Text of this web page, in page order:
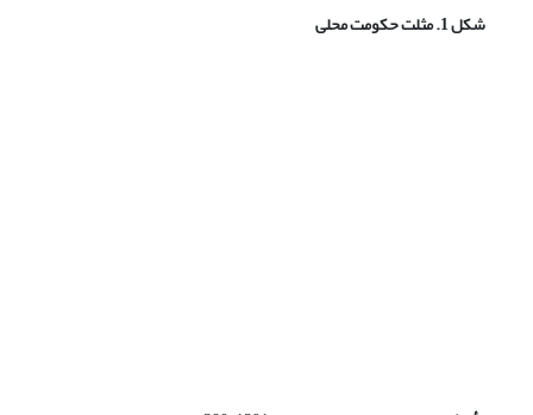
شکل 1. مثلت حکومت محلی